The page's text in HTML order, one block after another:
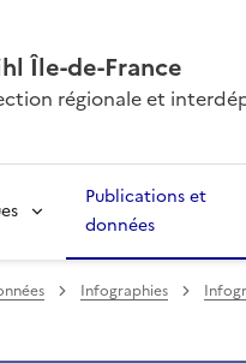
Île-de-France
régionale et
Publications et
données
Infographies